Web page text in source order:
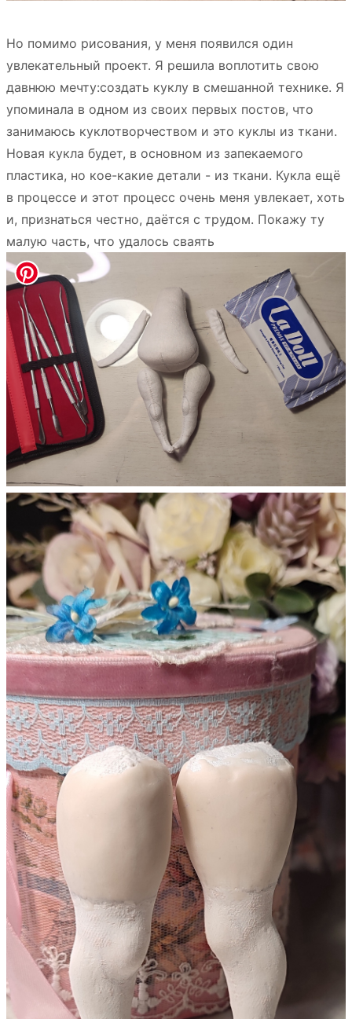
Но помимо рисования, у меня появился один
увлекательный проект. Я решила воплотить свою
давнюю мечту:создать куклу в смешанной технике. Я
упоминала в одном из своих первых постов, что
занимаюсь куклотворчеством и это куклы из ткани.
Новая кукла будет, в основном из запекаемого
пластика, но кое-какие детали - из ткани. Кукла ещё
в процессе и этот процесс очень меня увлекает, хоть
и, признаться честно, даётся с трудом. Покажу ту
малую часть, что удалось сваять